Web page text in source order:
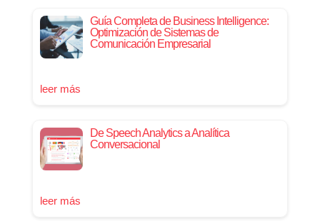
Guía Completa de Business Intelligence:
Optimización de Sistemas de
Comunicación Empresarial
leer más
De Speech Analytics a Analítica
Conversacional
leer más